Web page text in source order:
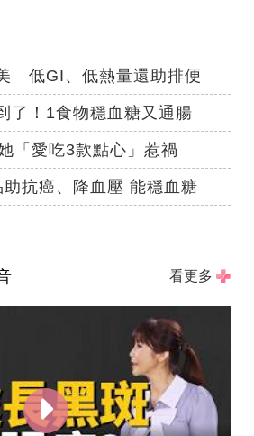
低GI、低熱量還助排便
了！1食物穩血糖又通腸
「愛吃3款點心」惹禍
抗癌、降血壓 能穩血糖
看更多